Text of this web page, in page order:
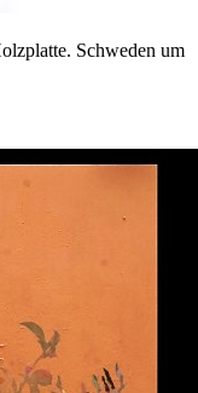
Schweden um